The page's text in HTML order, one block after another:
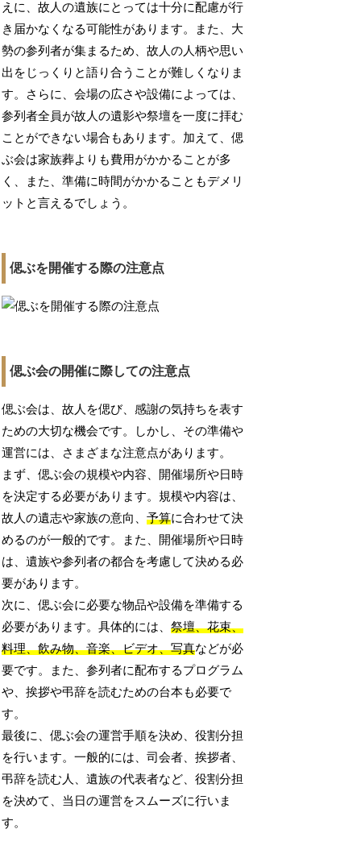
えに、故人の遺族にとっては十分に配慮が行
き届かなくなる可能性があります。また、大
勢の参列者が集まるため、故人の人柄や思い
出をじっくりと語り合うことが難しくなりま
す。さらに、会場の広さや設備によっては、
参列者全員が故人の遺影や祭壇を一度に拝む
ことができない場合もあります。加えて、偲
ぶ会は家族葬よりも費用がかかることが多
く、また、準備に時間がかかることもデメリ
ットと言えるでしょう。
偲ぶを開催する際の注意点
偲ぶ会の開催に際しての注意点
偲ぶ会は、故人を偲び、感謝の気持ちを表す
ための大切な機会です。しかし、その準備や
運営には、さまざまな注意点があります。
まず、偲ぶ会の規模や内容、開催場所や日時
を決定する必要があります。規模や内容は、
故人の遺志や家族の意向、予算に合わせて決
めるのが一般的です。また、開催場所や日時
は、遺族や参列者の都合を考慮して決める必
要があります。
次に、偲ぶ会に必要な物品や設備を準備する
必要があります。具体的には、祭壇、花束、
料理、飲み物、音楽、ビデオ、写真などが必
要です。また、参列者に配布するプログラム
や、挨拶や弔辞を読むための台本も必要で
す。
最後に、偲ぶ会の運営手順を決め、役割分担
を行います。一般的には、司会者、挨拶者、
弔辞を読む人、遺族の代表者など、役割分担
を決めて、当日の運営をスムーズに行いま
す。